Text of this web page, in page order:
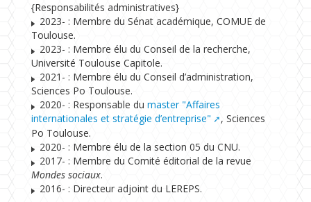
{Responsabilités administratives}
2023- : Membre du Sénat académique, COMUE de
Toulouse.
2023- : Membre élu du Conseil de la recherche,
Université Toulouse Capitole.
2021- : Membre élu du Conseil d’administration,
Sciences Po Toulouse.
2020- : Responsable du master "Affaires
internationales et stratégie d’entreprise"
, Sciences
Po Toulouse.
2020- : Membre élu de la section 05 du CNU.
2017- : Membre du Comité éditorial de la revue
Mondes sociaux.
2016- : Directeur adjoint du LEREPS.